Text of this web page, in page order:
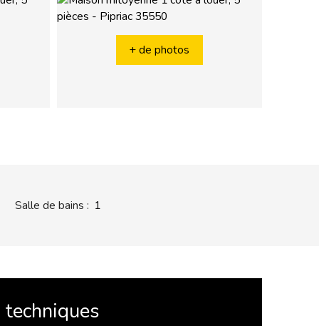
+ de photos
Salle de bains : 1
techniques